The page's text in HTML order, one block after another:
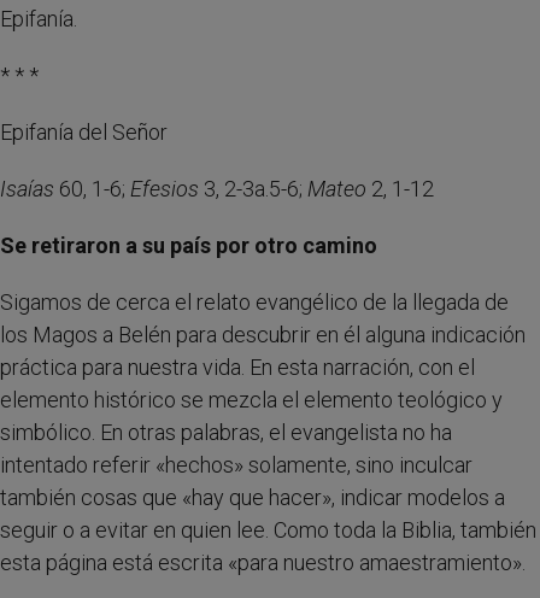
Epifanía.
* * *
Epifanía del Señor
Isaías 60, 1-6; Efesios 3, 2-3a.5-6; Mateo 2, 1-12
Se retiraron a su país por otro camino
Sigamos de cerca el relato evangélico de la llegada de
los Magos a Belén para descubrir en él alguna indicación
práctica para nuestra vida. En esta narración, con el
elemento histórico se mezcla el elemento teológico y
simbólico. En otras palabras, el evangelista no ha
intentado referir «hechos» solamente, sino inculcar
también cosas que «hay que hacer», indicar modelos a
seguir o a evitar en quien lee. Como toda la Biblia, también
esta página está escrita «para nuestro amaestramiento».